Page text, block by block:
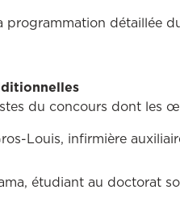
programmation détaillée
du concours dont les
Louis, infirmière
étudiant au doctorat